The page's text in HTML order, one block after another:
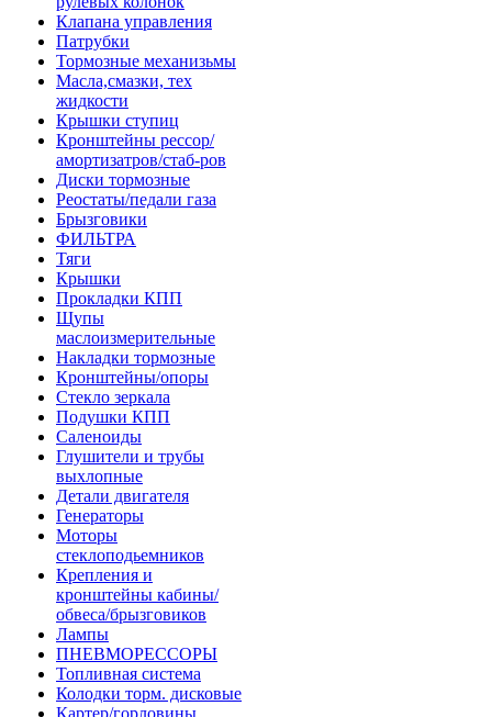
Клапана управления
Патрубки
Тормозные механизьмы
Масла,смазки, тех
жидкости
Крышки ступиц
Кронштейны рессор/
амортизатров/стаб-ров
Диски тормозные
Реостаты/педали газа
Брызговики
ФИЛЬТРА
Тяги
Крышки
Прокладки КПП
Щупы
маслоизмерительные
Накладки тормозные
Кронштейны/опоры
Стекло зеркала
Подушки КПП
Саленоиды
Глушители и трубы
выхлопные
Детали двигателя
Генераторы
Моторы
стеклоподьемников
Крепления и
кронштейны кабины/
обвеса/брызговиков
Лампы
ПНЕВМОРЕССОРЫ
Топливная система
Колодки торм. дисковые
Картер/горловины